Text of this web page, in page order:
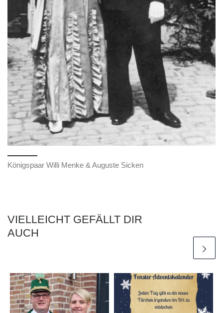
Königspaar Willi Menke & Auguste Sicken
VIELLEICHT GEFÄLLT DIR
AUCH